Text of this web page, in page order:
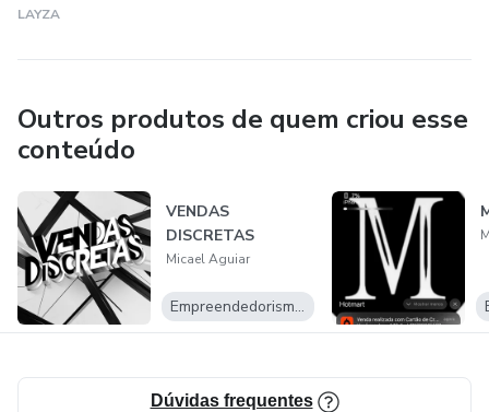
LAYZA
Outros produtos de quem criou esse
conteúdo
VENDAS
DISCRETAS
Micael Aguiar
Empreendedorismo Digital
Dúvidas frequentes